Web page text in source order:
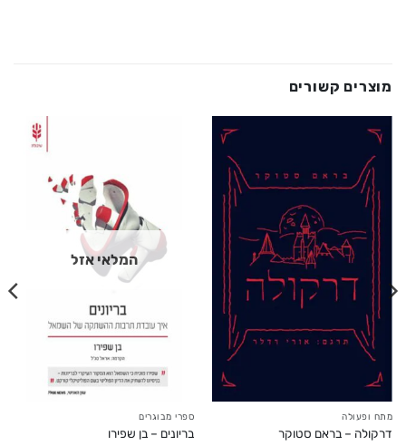
מוצרים קשורים
מתח ופעולה
דרקולה – בראם סטוקר
המלאי אזל
ספרי מבוגרים
בריונים – בן שפירו